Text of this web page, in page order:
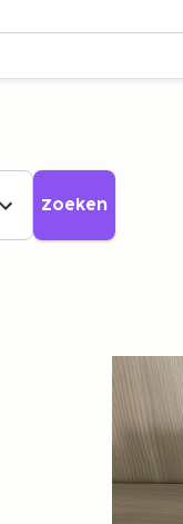
Zoeken